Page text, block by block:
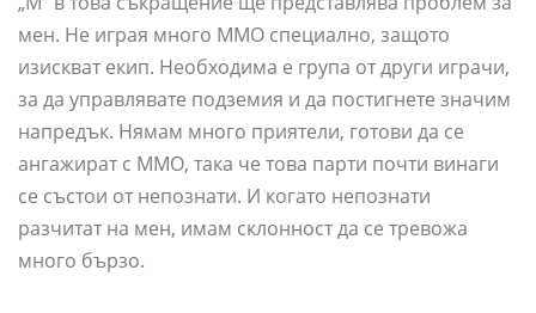
мен. Не играя много MMO специално, защото
изискват екип. Необходима е група от други играчи,
за да управлявате подземия и да постигнете значим
напредък. Нямам много приятели, готови да се
ангажират с MMO, така че това парти почти винаги
се състои от непознати. И когато непознати
разчитат на мен, имам склонност да се тревожа
много бързо.